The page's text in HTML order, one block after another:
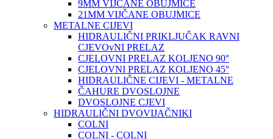
9MM VIJČANE OBUJMICE
21MM VIJČANE OBUJMICE
METALNE CIJEVI
HIDRAULIČNI PRIKLJUČAK RAVNI
CJEVOvNI PRELAZ
CJELOVNI PRELAZ KOLJENO 90°
CJELOVNI PRELAZ KOLJENO 45°
HIDRAULIČNE CIJEVI - METALNE
ČAHURE DVOSLOJNE
DVOSLOJNE CJEVI
HIDRAULIČNI DVOVIJAČNIKI
COLNI
COLNI - COLNI